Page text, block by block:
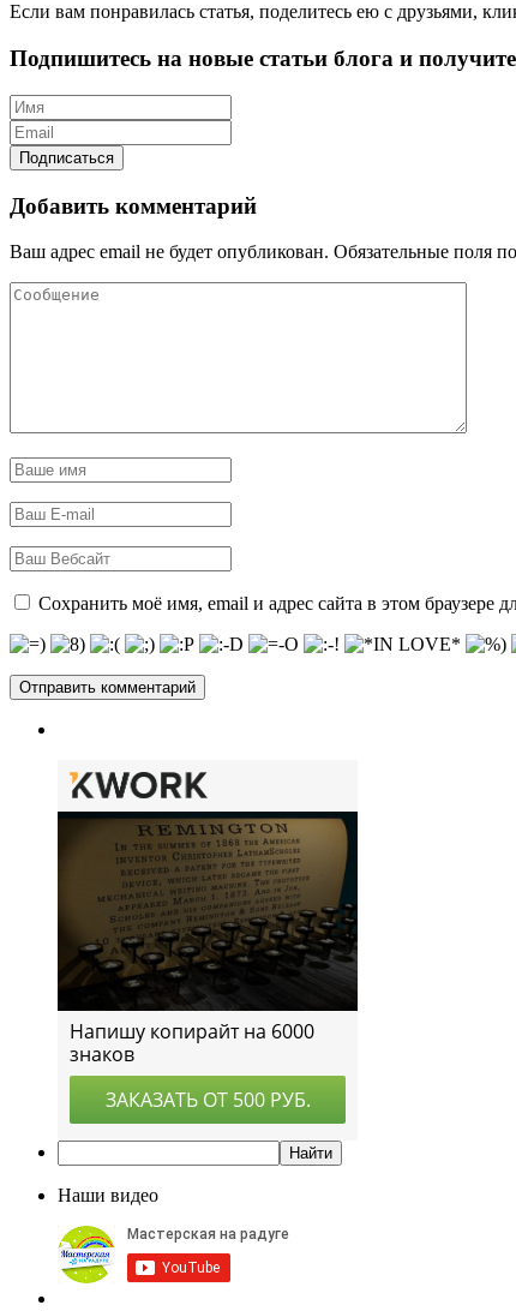
Если вам понравилась статья, поделитесь ею с друзьями,
Подпишитесь на новые статьи блога и получите
Добавить комментарий
Ваш адрес email не будет опубликован. Обязательные поля
Сохранить моё имя, email и адрес сайта в этом браузере
Наши видео